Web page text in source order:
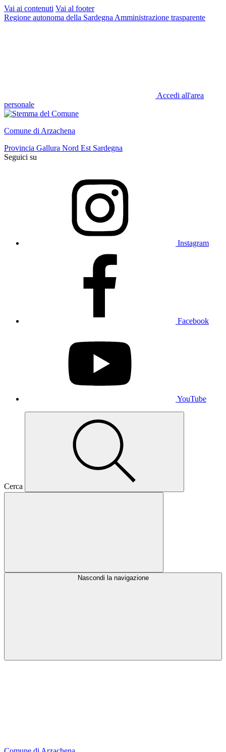
Vai ai contenuti Vai al footer
Regione autonoma della Sardegna Amministrazione trasparente
Accedi all'area
personale
Comune di Arzachena
Provincia Gallura Nord Est Sardegna
Seguici su
Instagram
Facebook
YouTube
Cerca
Nascondi la navigazione